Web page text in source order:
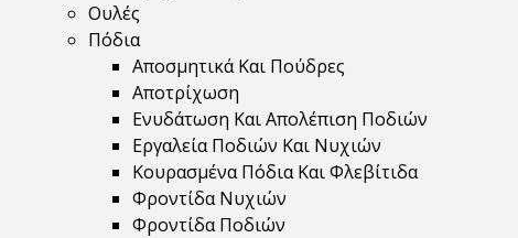
Ουλές
Πόδια
Αποσμητικά Και Πούδρες
Αποτρίχωση
Ενυδάτωση Και Απολέπιση Ποδιών
Εργαλεία Ποδιών Και Νυχιών
Κουρασμένα Πόδια Και Φλεβίτιδα
Φροντίδα Νυχιών
Φροντίδα Ποδιών